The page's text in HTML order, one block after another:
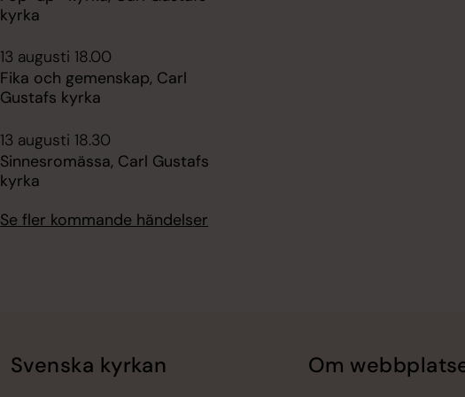
kyrka
13 augusti 18.00
Fika och gemenskap, Carl
Gustafs kyrka
13 augusti 18.30
Sinnesromässa, Carl Gustafs
kyrka
Se fler kommande händelser
Svenska kyrkan Om